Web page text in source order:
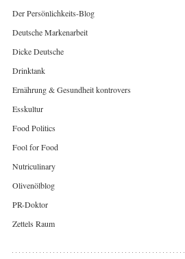
Der Persönlichkeits-Blog
Deutsche Markenarbeit
Dicke Deutsche
Drinktank
Ernährung & Gesundheit kontrovers
Esskultur
Food Politics
Fool for Food
Nutriculinary
Olivenölblog
PR-Doktor
Zettels Raum